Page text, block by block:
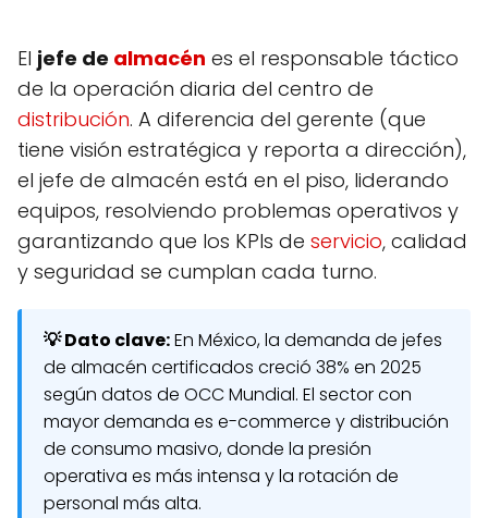
El jefe de almacén es el responsable táctico
de la operación diaria del centro de
distribución. A diferencia del gerente (que
tiene visión estratégica y reporta a dirección),
el jefe de almacén está en el piso, liderando
equipos, resolviendo problemas operativos y
garantizando que los KPIs de servicio, calidad
y seguridad se cumplan cada turno.
💡 Dato clave:En México, la demanda de jefes
de almacén certificados creció 38% en 2025
según datos de OCC Mundial. El sector con
mayor demanda es e-commerce y distribución
de consumo masivo, donde la presión
operativa es más intensa y la rotación de
personal más alta.